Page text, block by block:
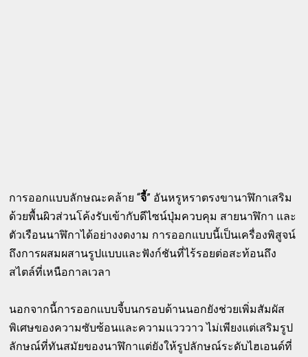
การออกแบบลักษณะคล้าย “จี้” อันหรูหราตรงขานาฬิกาเสริม
ด้วยพื้นผิวส่วนโค้งรับเข้ากับดีไซน์ปุ่มควบคุม สายนาฬิกา และ
ตัวเรือนนาฬิกาได้อย่างงดงาม การออกแบบนี้เป็นเครื่องพิสูจน์
ถึงการผสมผสานรูปแบบและฟังก์ชันที่ไร้รอยต่อสะท้อนถึง
สไตล์ที่เหนือกาลเวลา
นอกจากนี้การออกแบบจี้บนกรอบด้านนอกยังช่วยเพิ่มสัมผัส
พิเศษของความซับซ้อนและความแวววาว ไม่เพียงแต่เสริมรูป
ลักษณ์ที่ทันสมัยของนาฬิกาแต่ยังให้รูปลักษณ์ระดับไฮเอนด์ที่